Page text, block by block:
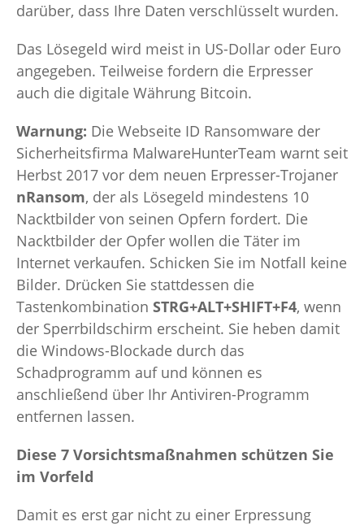
darüber, dass Ihre Daten verschlüsselt wurden.
Das Lösegeld wird meist in US-Dollar oder Euro
angegeben. Teilweise fordern die Erpresser
auch die digitale Währung Bitcoin.
Warnung: Die Webseite ID Ransomware der
Sicherheitsfirma MalwareHunterTeam warnt seit
Herbst 2017 vor dem neuen Erpresser-Trojaner
nRansom, der als Lösegeld mindestens 10
Nacktbilder von seinen Opfern fordert. Die
Nacktbilder der Opfer wollen die Täter im
Internet verkaufen. Schicken Sie im Notfall keine
Bilder. Drücken Sie stattdessen die
Tastenkombination STRG+ALT+SHIFT+F4, wenn
der Sperrbildschirm erscheint. Sie heben damit
die Windows-Blockade durch das
Schadprogramm auf und können es
anschließend über Ihr Antiviren-Programm
entfernen lassen.
Diese 7 Vorsichtsmaßnahmen schützen Sie
im Vorfeld
Damit es erst gar nicht zu einer Erpressung